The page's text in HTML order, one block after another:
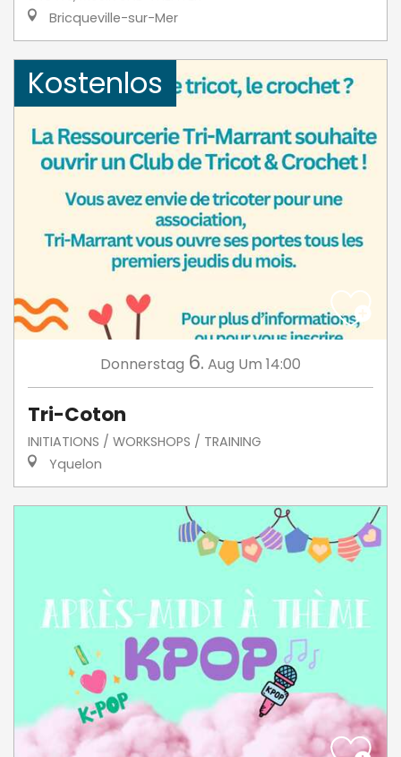
Bricqueville-sur-Mer
Kostenlos
Donnerstag 6. Aug Um 14:00
Tri-Coton
INITIATIONS / WORKSHOPS / TRAINING
Yquelon